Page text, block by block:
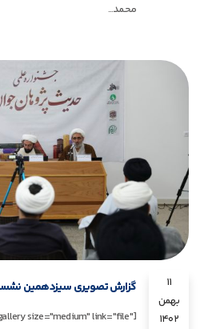
محمد...
11
بهمن
1402
گزارش تصویری سیزدهمین نشست
size="medium" link="file"